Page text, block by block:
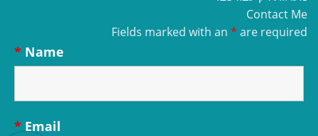
Contact Me
Fields marked with an * are required
Name
*
Email
*